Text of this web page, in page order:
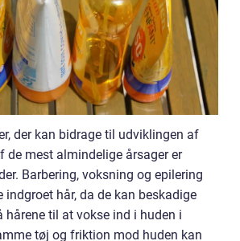
der kan bidrage til udviklingen af
de mest almindelige årsager er
Barbering, voksning og epilering
indgroet hår, da de kan beskadige
til at vokse ind i huden i
tøj og friktion mod huden kan